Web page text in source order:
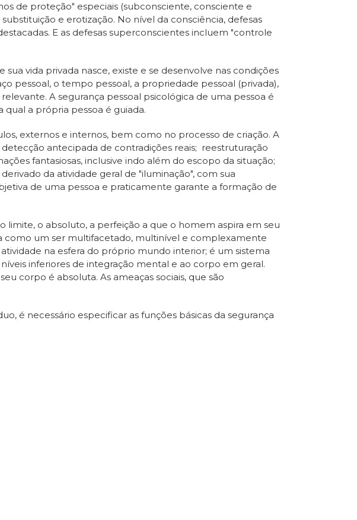
de proteção" especiais (subconsciente, consciente e
e erotização. No nível da consciência, defesas
E as defesas superconscientes incluem "controle
vida privada nasce, existe e se desenvolve nas condições
pessoal, o tempo pessoal, a propriedade pessoal (privada),
A segurança pessoal psicológica de uma pessoa é
qual a própria pessoa é guiada.
externos e internos, bem como no processo de criação. A
antecipada de contradições reais; reestruturação
fantasiosas, inclusive indo além do escopo da situação;
da atividade geral de "iluminação", com sua
de uma pessoa e praticamente garante a formação de
limite, o absoluto, a perfeição a que o homem aspira em seu
como um ser multifacetado, multinível e complexamente
na esfera do próprio mundo interior; é um sistema
inferiores de integração mental e ao corpo em geral.
corpo é absoluta. As ameaças sociais, que são
é necessário especificar as funções básicas da segurança